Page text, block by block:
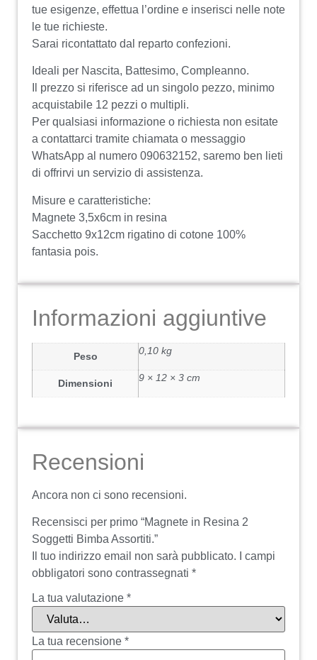
tue esigenze, effettua l’ordine e inserisci nelle note
le tue richieste.
Sarai ricontattato dal reparto confezioni.
Ideali per Nascita, Battesimo, Compleanno.
Il prezzo si riferisce ad un singolo pezzo, minimo
acquistabile 12 pezzi o multipli.
Per qualsiasi informazione o richiesta non esitate
a contattarci tramite chiamata o messaggio
WhatsApp al numero 090632152, saremo ben lieti
di offrirvi un servizio di assistenza.
Misure e caratteristiche:
Magnete 3,5x6cm in resina
Sacchetto 9x12cm rigatino di cotone 100%
fantasia pois.
Informazioni aggiuntive
Peso 0,10 kg
Dimensioni 9 × 12 × 3 cm
Recensioni
Ancora non ci sono recensioni.
Recensisci per primo “Magnete in Resina 2
Soggetti Bimba Assortiti.”
Il tuo indirizzo email non sarà pubblicato.
I campi
obbligatori sono contrassegnati *
La tua valutazione *
La tua recensione *